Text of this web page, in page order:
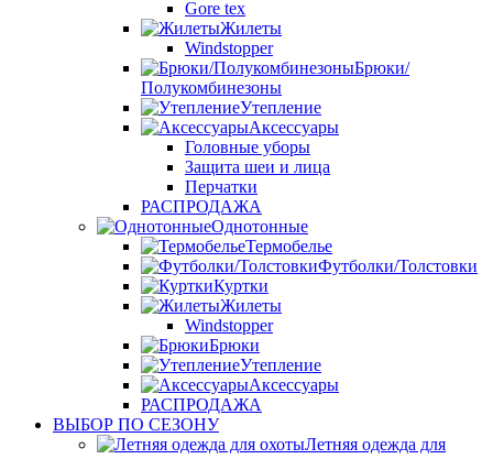
Gore tex
Жилеты
Windstopper
Брюки/
Полукомбинезоны
Утепление
Аксессуары
Головные уборы
Защита шеи и лица
Перчатки
РАСПРОДАЖА
Однотонные
Термобелье
Футболки/Толстовки
Куртки
Жилеты
Windstopper
Брюки
Утепление
Аксессуары
РАСПРОДАЖА
ВЫБОР ПО СЕЗОНУ
Летняя одежда для